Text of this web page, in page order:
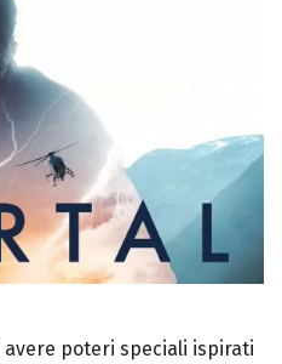
avere poteri speciali ispirati